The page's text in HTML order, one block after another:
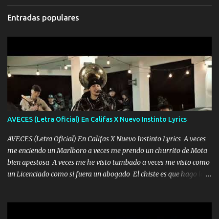
Entradas populares
AVECES (Letra Oficial) En Califas X Nuevo Instinto Lyrics
AVECES (Letra Oficial) En Califas X Nuevo Instinto Lyrics A veces
me enciendo un Marlboro a veces me prendo un churrito de Mota
bien apestosa A veces me he visto tumbado a veces me visto como
un Licenciado como si fuera un abogado El chiste es que hago lo